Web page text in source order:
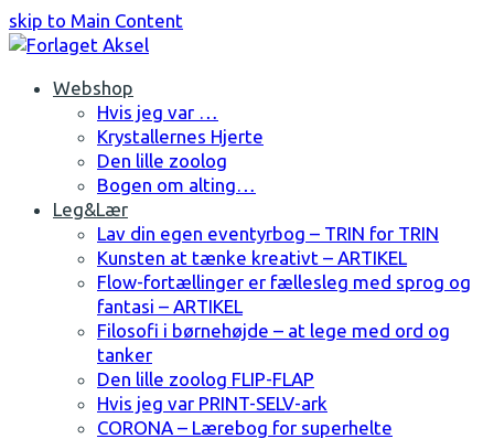
skip to Main Content
Facebook
Instagram
Webshop
Hvis jeg var …
Krystallernes Hjerte
Den lille zoolog
Bogen om alting…
Leg&Lær
Lav din egen eventyrbog – TRIN for TRIN
Kunsten at tænke kreativt – ARTIKEL
Flow-fortællinger er fællesleg med sprog og
fantasi – ARTIKEL
Filosofi i børnehøjde – at lege med ord og
tanker
Den lille zoolog FLIP-FLAP
Hvis jeg var PRINT-SELV-ark
CORONA – Lærebog for superhelte